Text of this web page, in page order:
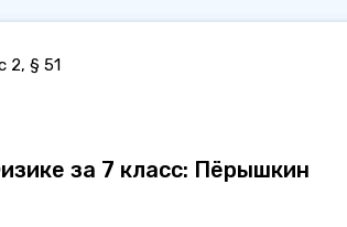
2, § 51
за 7 класс: Пёрышкин